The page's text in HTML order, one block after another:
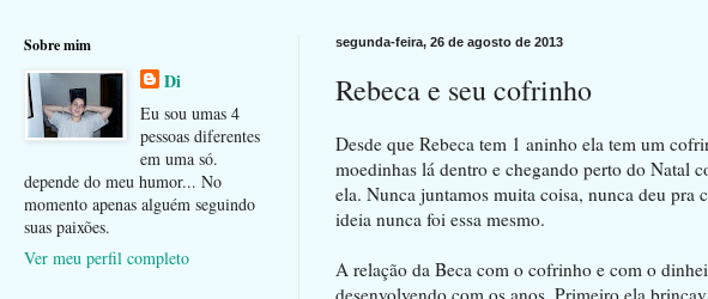
segunda-feira, 26 de agosto de 2013
Rebeca e seu cofrinho
Desde que Rebeca tem 1 aninho ela tem um
moedinhas lá dentro e chegando perto do Natal
ela. Nunca juntamos muita coisa, nunca deu pra
ideia nunca foi essa mesmo.
A relação da Beca com o cofrinho e com o
desenvolvendo com os anos. Primeiro ela
Sobre mim
Di
Eu sou umas 4
pessoas diferentes
em uma só.
depende do meu humor... No
momento apenas alguém seguindo
suas paixões.
Ver meu perfil completo